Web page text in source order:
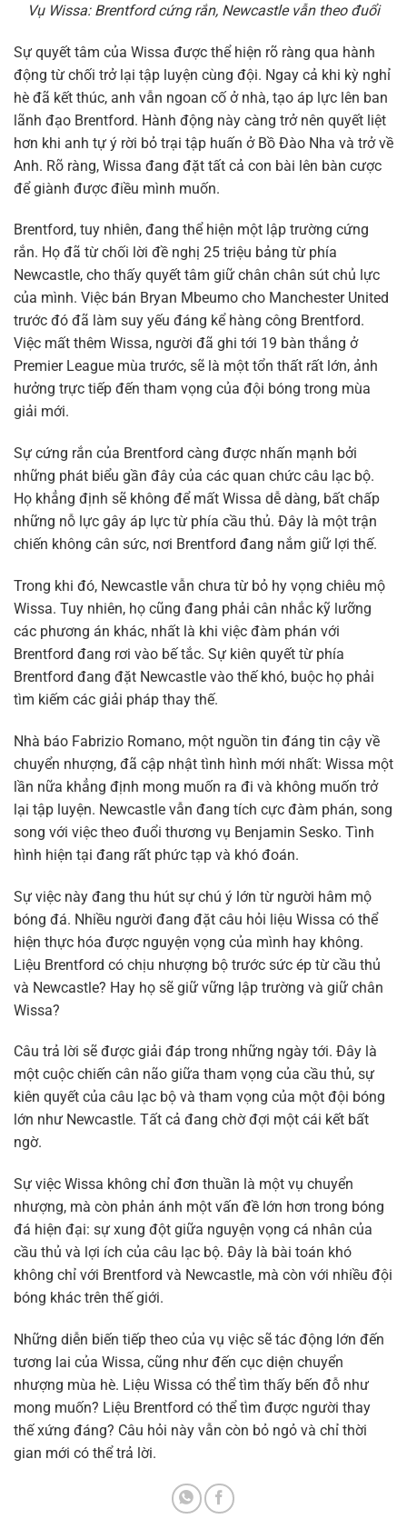
Vụ Wissa: Brentford cứng rắn, Newcastle vẫn theo đuổi
Sự quyết tâm của Wissa được thể hiện rõ ràng qua hành
động từ chối trở lại tập luyện cùng đội. Ngay cả khi kỳ nghỉ
hè đã kết thúc, anh vẫn ngoan cố ở nhà, tạo áp lực lên ban
lãnh đạo Brentford. Hành động này càng trở nên quyết liệt
hơn khi anh tự ý rời bỏ trại tập huấn ở Bồ Đào Nha và trở về
Anh. Rõ ràng, Wissa đang đặt tất cả con bài lên bàn cược
để giành được điều mình muốn.
Brentford, tuy nhiên, đang thể hiện một lập trường cứng
rắn. Họ đã từ chối lời đề nghị 25 triệu bảng từ phía
Newcastle, cho thấy quyết tâm giữ chân chân sút chủ lực
của mình. Việc bán Bryan Mbeumo cho Manchester United
trước đó đã làm suy yếu đáng kể hàng công Brentford.
Việc mất thêm Wissa, người đã ghi tới 19 bàn thắng ở
Premier League mùa trước, sẽ là một tổn thất rất lớn, ảnh
hưởng trực tiếp đến tham vọng của đội bóng trong mùa
giải mới.
Sự cứng rắn của Brentford càng được nhấn mạnh bởi
những phát biểu gần đây của các quan chức câu lạc bộ.
Họ khẳng định sẽ không để mất Wissa dễ dàng, bất chấp
những nỗ lực gây áp lực từ phía cầu thủ. Đây là một trận
chiến không cân sức, nơi Brentford đang nắm giữ lợi thế.
Trong khi đó, Newcastle vẫn chưa từ bỏ hy vọng chiêu mộ
Wissa. Tuy nhiên, họ cũng đang phải cân nhắc kỹ lưỡng
các phương án khác, nhất là khi việc đàm phán với
Brentford đang rơi vào bế tắc. Sự kiên quyết từ phía
Brentford đang đặt Newcastle vào thế khó, buộc họ phải
tìm kiếm các giải pháp thay thế.
Nhà báo Fabrizio Romano, một nguồn tin đáng tin cậy về
chuyển nhượng, đã cập nhật tình hình mới nhất: Wissa một
lần nữa khẳng định mong muốn ra đi và không muốn trở
lại tập luyện. Newcastle vẫn đang tích cực đàm phán, song
song với việc theo đuổi thương vụ Benjamin Sesko. Tình
hình hiện tại đang rất phức tạp và khó đoán.
Sự việc này đang thu hút sự chú ý lớn từ người hâm mộ
bóng đá. Nhiều người đang đặt câu hỏi liệu Wissa có thể
hiện thực hóa được nguyện vọng của mình hay không.
Liệu Brentford có chịu nhượng bộ trước sức ép từ cầu thủ
và Newcastle? Hay họ sẽ giữ vững lập trường và giữ chân
Wissa?
Câu trả lời sẽ được giải đáp trong những ngày tới. Đây là
một cuộc chiến cân não giữa tham vọng của cầu thủ, sự
kiên quyết của câu lạc bộ và tham vọng của một đội bóng
lớn như Newcastle. Tất cả đang chờ đợi một cái kết bất
ngờ.
Sự việc Wissa không chỉ đơn thuần là một vụ chuyển
nhượng, mà còn phản ánh một vấn đề lớn hơn trong bóng
đá hiện đại: sự xung đột giữa nguyện vọng cá nhân của
cầu thủ và lợi ích của câu lạc bộ. Đây là bài toán khó
không chỉ với Brentford và Newcastle, mà còn với nhiều đội
bóng khác trên thế giới.
Những diễn biến tiếp theo của vụ việc sẽ tác động lớn đến
tương lai của Wissa, cũng như đến cục diện chuyển
nhượng mùa hè. Liệu Wissa có thể tìm thấy bến đỗ như
mong muốn? Liệu Brentford có thể tìm được người thay
thế xứng đáng? Câu hỏi này vẫn còn bỏ ngỏ và chỉ thời
gian mới có thể trả lời.